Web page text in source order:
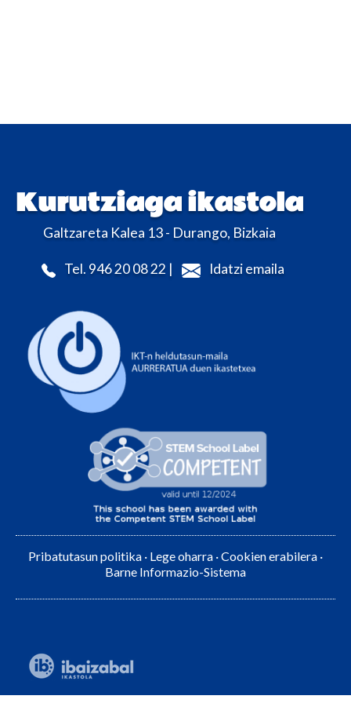
Kurutziaga ikastola
Galtzareta Kalea 13 - Durango, Bizkaia
Tel. 946 20 08 22 | Idatzi emaila
Pribatutasun politika · Lege oharra ·Cookien erabilera ·
Barne Informazio-Sistema